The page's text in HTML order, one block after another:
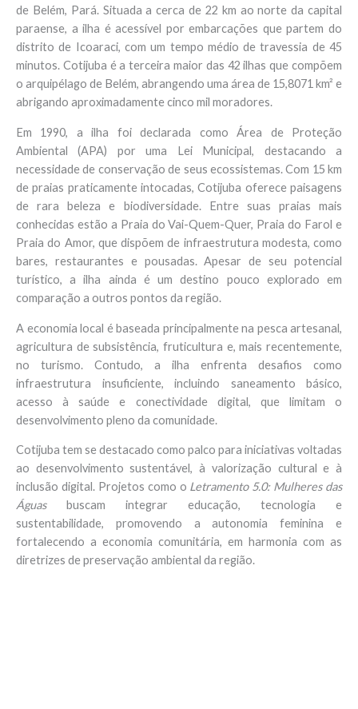
de Belém, Pará. Situada a cerca de 22 km ao norte da capital
paraense, a ilha é acessível por embarcações que partem do
distrito de Icoaraci, com um tempo médio de travessia de 45
minutos. Cotijuba é a terceira maior das 42 ilhas que compõem
o arquipélago de Belém, abrangendo uma área de 15,8071 km² e
abrigando aproximadamente cinco mil moradores.
Em 1990, a ilha foi declarada como Área de Proteção
Ambiental (APA) por uma Lei Municipal, destacando a
necessidade de conservação de seus ecossistemas. Com 15 km
de praias praticamente intocadas, Cotijuba oferece paisagens
de rara beleza e biodiversidade. Entre suas praias mais
conhecidas estão a Praia do Vai-Quem-Quer, Praia do Farol e
Praia do Amor, que dispõem de infraestrutura modesta, como
bares, restaurantes e pousadas. Apesar de seu potencial
turístico, a ilha ainda é um destino pouco explorado em
comparação a outros pontos da região.
A economia local é baseada principalmente na pesca artesanal,
agricultura de subsistência, fruticultura e, mais recentemente,
no turismo. Contudo, a ilha enfrenta desafios como
infraestrutura insuficiente, incluindo saneamento básico,
acesso à saúde e conectividade digital, que limitam o
desenvolvimento pleno da comunidade.
Cotijuba tem se destacado como palco para iniciativas voltadas
ao desenvolvimento sustentável, à valorização cultural e à
inclusão digital. Projetos como o Letramento 5.0: Mulheres das
Águasbuscam integrar educação, tecnologia e
sustentabilidade, promovendo a autonomia feminina e
fortalecendo a economia comunitária, em harmonia com as
diretrizes de preservação ambiental da região.